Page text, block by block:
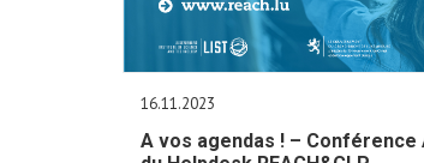
16.11.2023
A vos agendas ! – Conférence